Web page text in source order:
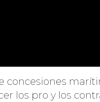
los pro y los